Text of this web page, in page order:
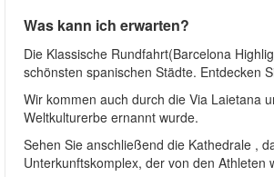
Was kann ich erwarten?
Die Klassische Rundfahrt(Barcelona
schönsten spanischen Städte. Entdecken
Wir kommen auch durch die Via Laietana
Weltkulturerbe ernannt wurde.
Sehen Sie anschließend die Kathedrale ,
Unterkunftskomplex, der von den